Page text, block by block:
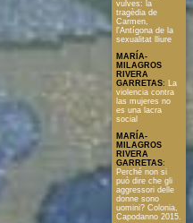
vulves: la
tragèdia de
Carmen,
l'Antígona de la
sexualitat lliure
MARÍA-
MILAGROS
RIVERA
GARRETAS: La
violencia contra
las mujeres no
es una lacra
social
MARÍA-
MILAGROS
RIVERA
GARRETAS:
Perché non si
può dire che gli
aggressori delle
donne sono
uomini? Colonia,
Capodanno 2015.